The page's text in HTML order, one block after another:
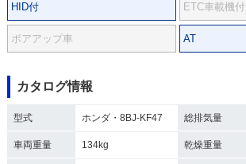
HID付 ETC車載機付
ボアアップ車 AT
カタログ情報
型式 ホンダ・8BJ-KF47 総排気量
車両重量 134kg 乾燥重量